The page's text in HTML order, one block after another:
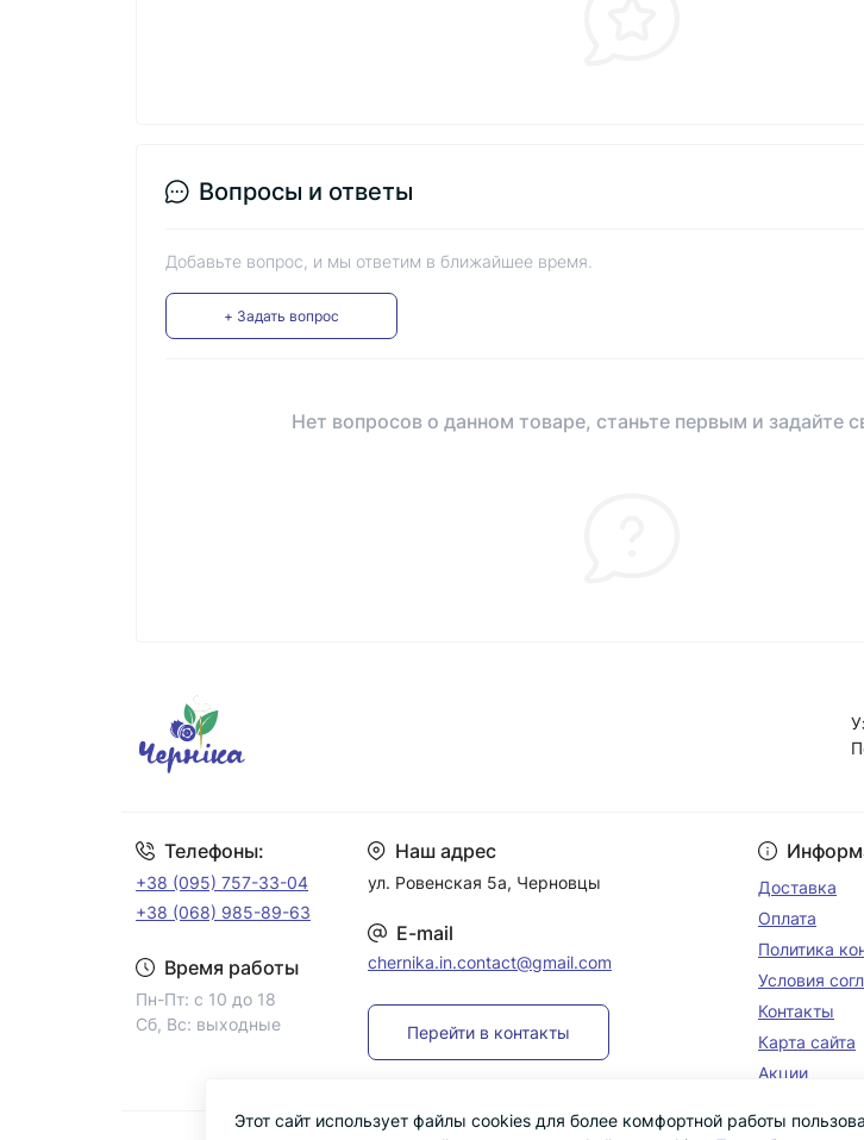
Вопросы и ответы
Добавьте вопрос, и мы ответим в ближайшее время.
+ Задать вопрос
Нет вопросов о данном товаре, станьте первым и задайте
Телефоны:
+38 (095) 757-33-04
+38 (068) 985-89-63
Время работы
Пн-Пт: с 10 до 18
Сб, Вс: выходные
Наш адрес
ул. Ровенская 5а, Черновцы
E-mail
chernika.in.contact@gmail.com
Перейти в контакты
Доставка
Оплата
Политика
Условия
Контакты
Карта сайта
Акции
Этот сайт использует файлы cookies для более комфортной работы